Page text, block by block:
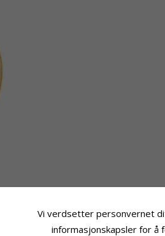
Vi verdsetter personvernet
informasjonskapsler for å